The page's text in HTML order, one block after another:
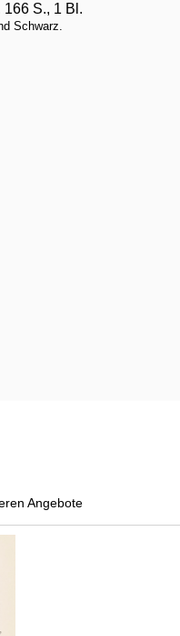
S., 1 Bl.
Schwarz.
Angebote